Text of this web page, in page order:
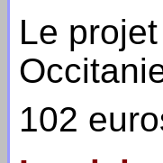
Le
102